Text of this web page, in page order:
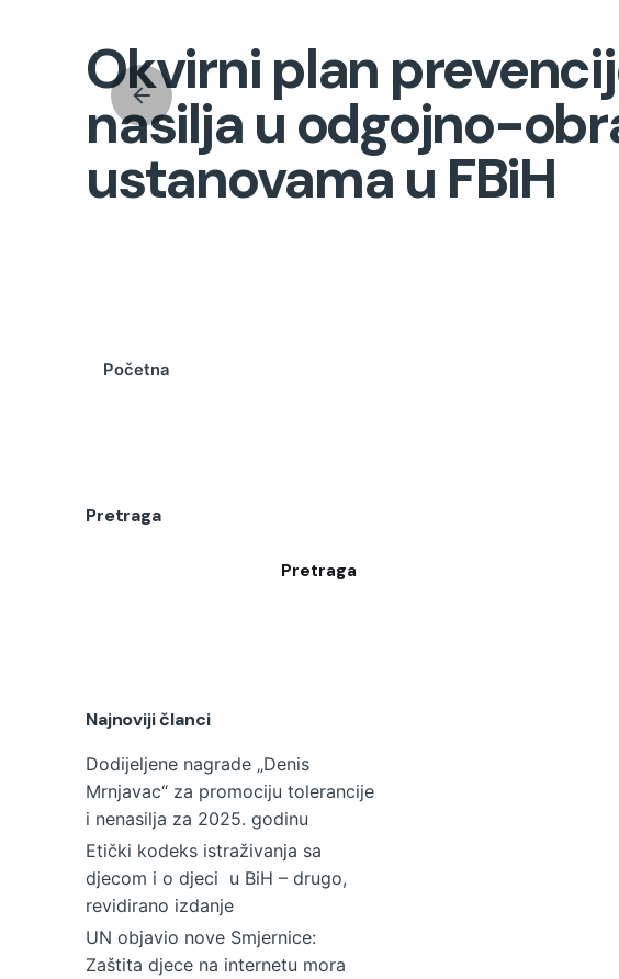
Okvirni plan
nasilja u odgojno-
ustanovama u FBiH
Početna
Pretraga
Pretraga
Najnoviji članci
Dodijeljene nagrade „Denis
Mrnjavac“ za promociju tolerancije
i nenasilja za 2025. godinu
Etički kodeks istraživanja sa
djecom i o djeci u BiH – drugo,
revidirano izdanje
UN objavio nove Smjernice:
Zaštita djece na internetu mora